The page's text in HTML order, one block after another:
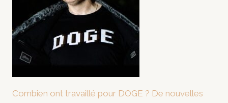
Combien ont travaillé pour DOGE ? De nouvelles